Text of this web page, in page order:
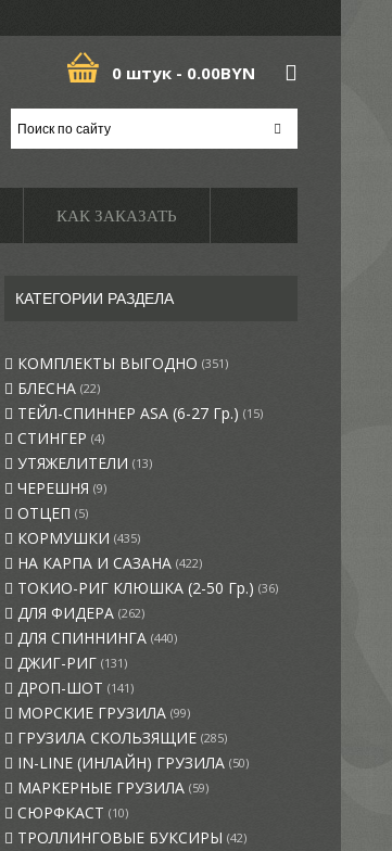
0 штук - 0.00BYN
КАК ЗАКАЗАТЬ
КАТЕГОРИИ РАЗДЕЛА
КОМПЛЕКТЫ ВЫГОДНО (351)
БЛЕСНА (22)
ТЕЙЛ-СПИННЕР ASA (6-27 Гр.) (15)
СТИНГЕР (4)
УТЯЖЕЛИТЕЛИ (13)
ЧЕРЕШНЯ (9)
ОТЦЕП (5)
КОРМУШКИ (435)
НА КАРПА И САЗАНА (422)
ТОКИО-РИГ КЛЮШКА (2-50 Гр.) (36)
ДЛЯ ФИДЕРА (262)
ДЛЯ СПИННИНГА (440)
ДЖИГ-РИГ (131)
ДРОП-ШОТ (141)
МОРСКИЕ ГРУЗИЛА (99)
ГРУЗИЛА СКОЛЬЗЯЩИЕ (285)
IN-LINE (ИНЛАЙН) ГРУЗИЛА (50)
МАРКЕРНЫЕ ГРУЗИЛА (59)
СЮРФКАСТ (10)
ТРОЛЛИНГОВЫЕ БУКСИРЫ (42)